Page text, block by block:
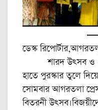
ডেস্ক
শারদ উৎসব ও ধন
হাতে পুরস্কার তুলে
সোমবার আগরতলা প্রেস
বিতরনী